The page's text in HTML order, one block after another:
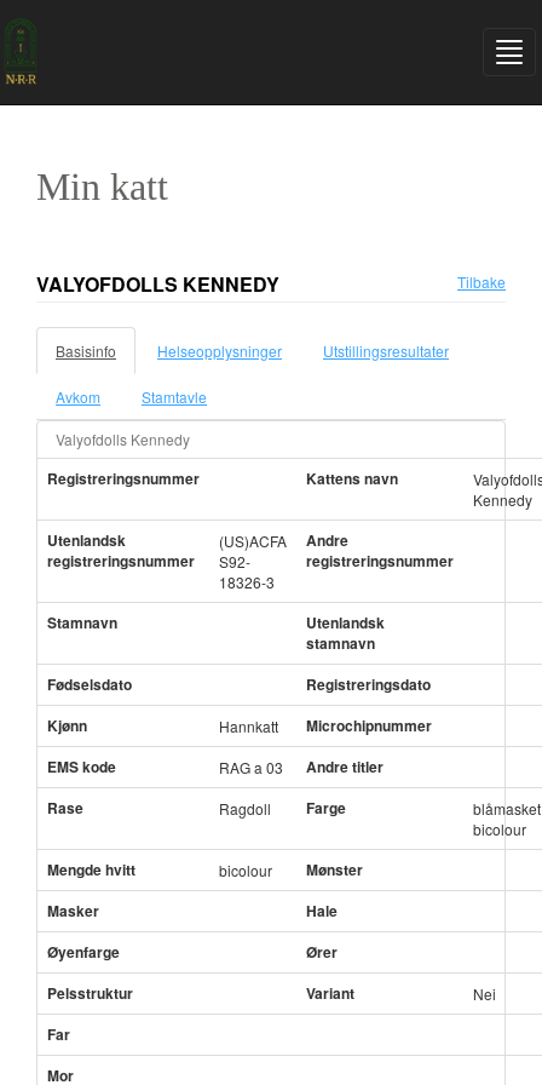
Min katt
VALYOFDOLLS KENNEDY Tilbake
Basisinfo Helseopplysninger Utstillingsresultater
Avkom Stamtavle
Valyofdolls Kennedy
Registreringsnummer Kattens navn
Kennedy
Utenlandsk
registreringsnummer
(US)ACFA
S92-
18326-3
Andre
registreringsnummer
Stamnavn
Utenlandsk
stamnavn
Fødselsdato
Registreringsdato
Kjønn
Hannkatt
Microchipnummer
EMS kode
RAG a 03
Andre titler
Rase
Ragdoll Farge
blåmasket
bicolour
Mengde hvitt bicolour
Mønster
Masker
Hale
Øyenfarge
Ører
Pelsstruktur
Variant Nei
Far
Mor